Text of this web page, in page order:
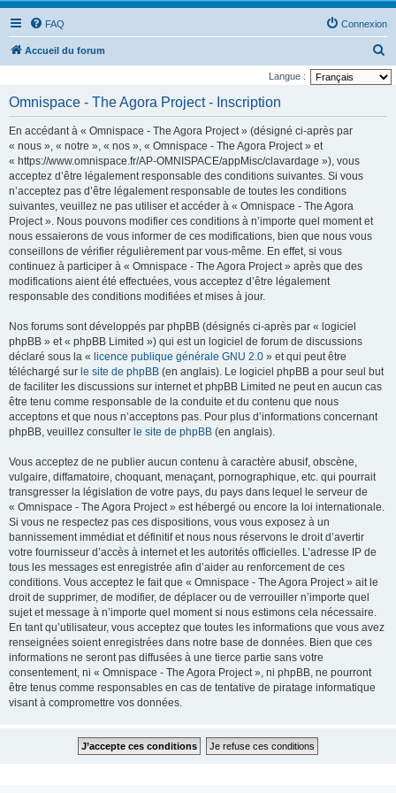
FAQ Connexion
Accueil du forum
e
Langue :
Omnispace - The Agora Project - Inscription
En accédant à « Omnispace - The Agora Project » (désigné ci-après par
« nous », « notre », « nos », « Omnispace - The Agora Project » et
« https://www.omnispace.fr/AP-OMNISPACE/appMisc/clavardage »), vous
acceptez d’être légalement responsable des conditions suivantes. Si vous
n’acceptez pas d’être légalement responsable de toutes les conditions
suivantes, veuillez ne pas utiliser et accéder à « Omnispace - The Agora
Project ». Nous pouvons modifier ces conditions à n’importe quel moment et
nous essaierons de vous informer de ces modifications, bien que nous vous
conseillons de vérifier régulièrement par vous-même. En effet, si vous
continuez à participer à « Omnispace - The Agora Project » après que des
modifications aient été effectuées, vous acceptez d’être légalement
responsable des conditions modifiées et mises à jour.
Nos forums sont développés par phpBB (désignés ci-après par « logiciel
phpBB » et « phpBB Limited ») qui est un logiciel de forum de discussions
déclaré sous la « licence publique générale GNU 2.0 » et qui peut être
téléchargé sur le site de phpBB (en anglais). Le logiciel phpBB a pour seul but
de faciliter les discussions sur internet et phpBB Limited ne peut en aucun cas
être tenu comme responsable de la conduite et du contenu que nous
acceptons et que nous n’acceptons pas. Pour plus d’informations concernant
phpBB, veuillez consulter le site de phpBB (en anglais).
Vous acceptez de ne publier aucun contenu à caractère abusif, obscène,
vulgaire, diffamatoire, choquant, menaçant, pornographique, etc. qui pourrait
transgresser la législation de votre pays, du pays dans lequel le serveur de
« Omnispace - The Agora Project » est hébergé ou encore la loi internationale.
Si vous ne respectez pas ces dispositions, vous vous exposez à un
bannissement immédiat et définitif et nous nous réservons le droit d’avertir
votre fournisseur d’accès à internet et les autorités officielles. L’adresse IP de
tous les messages est enregistrée afin d’aider au renforcement de ces
conditions. Vous acceptez le fait que « Omnispace - The Agora Project » ait le
droit de supprimer, de modifier, de déplacer ou de verrouiller n’importe quel
sujet et message à n’importe quel moment si nous estimons cela nécessaire.
En tant qu’utilisateur, vous acceptez que toutes les informations que vous avez
renseignées soient enregistrées dans notre base de données. Bien que ces
informations ne seront pas diffusées à une tierce partie sans votre
consentement, ni « Omnispace - The Agora Project », ni phpBB, ne pourront
être tenus comme responsables en cas de tentative de piratage informatique
visant à compromettre vos données.